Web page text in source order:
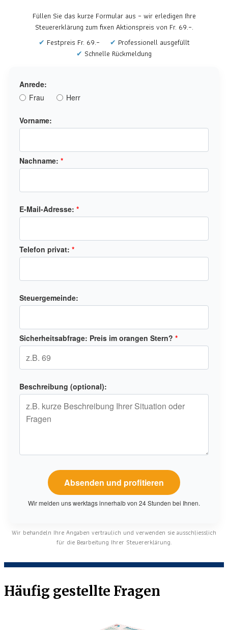
Füllen Sie das kurze Formular aus – wir erledigen Ihre
Steuererklärung zum fixen Aktionspreis von Fr. 69.–.
Festpreis Fr. 69.–
Professionell ausgefüllt
Schnelle Rückmeldung
Anrede:
Frau
Herr
Vorname:
Nachname: *
E-Mail-Adresse: *
Telefon privat: *
Steuergemeinde:
Sicherheitsabfrage: Preis im orangen Stern? *
Beschreibung (optional):
Wir melden uns werktags innerhalb von 24 Stunden bei Ihnen.
Wir behandeln Ihre Angaben vertraulich und verwenden sie ausschliesslich
für die Bearbeitung Ihrer Steuererklärung.
Häufig gestellte Fragen